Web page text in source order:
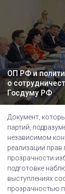
ОП РФ и
о
Госдуму РФ
Документ,
партий,
независимом
реализации прав
прозрачности
подготовке
выступлениях
прозрачностью